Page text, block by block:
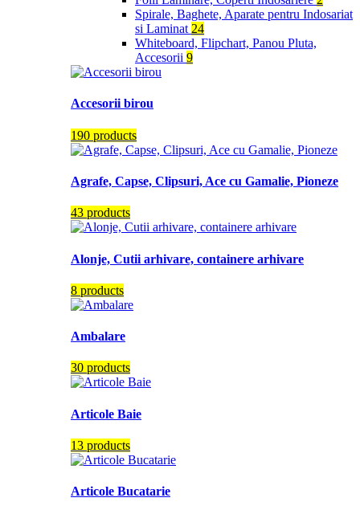
Spirale, Baghete, Aparate pentru Indosariat
si Laminat 24
Whiteboard, Flipchart, Panou Pluta,
Accesorii 9
Accesorii birou
190 products
Agrafe, Capse, Clipsuri, Ace cu Gamalie, Pioneze
43 products
Alonje, Cutii arhivare, containere arhivare
8 products
Ambalare
30 products
Articole Baie
13 products
Articole Bucatarie